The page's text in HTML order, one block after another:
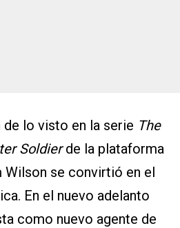
lo visto en la serie The
Soldierde la plataforma
Wilson se convirtió en el
En el nuevo adelanto
como nuevo agente de